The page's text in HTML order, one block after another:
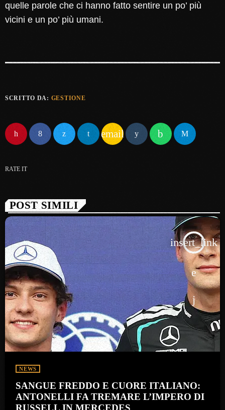
quelle parole che ci hanno fatto sentire un po’ più
vicini e un po’ più umani.
SCRITTO DA: GESTIONE
email
RATE IT
POST SIMILI
insert_link
NEWS
SANGUE FREDDO E CUORE ITALIANO:
ANTONELLI FA TREMARE L’IMPERO DI
RUSSELL IN MERCEDES